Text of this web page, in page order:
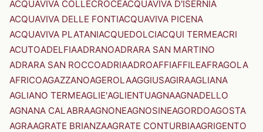
ACQUAVIVA COLLECROCEACQUAVIVA D'ISERNIA
ACQUAVIVA DELLE FONTIACQUAVIVA PICENA
ACQUAVIVA PLATANIACQUEDOLCIACQUI TERMEACRI
ACUTOADELFIAADRANOADRARA SAN MARTINO
ADRARA SAN ROCCOADRIAADROAFFIAFFILEAFRAGOLA
AFRICOAGAZZANOAGEROLAAGGIUSAGIRAAGLIANA
AGLIANO TERMEAGLIE'AGLIENTUAGNAAGNADELLO
AGNANA CALABRAAGNONEAGNOSINEAGORDOAGOSTA
AGRAAGRATE BRIANZAAGRATE CONTURBIAAGRIGENTO